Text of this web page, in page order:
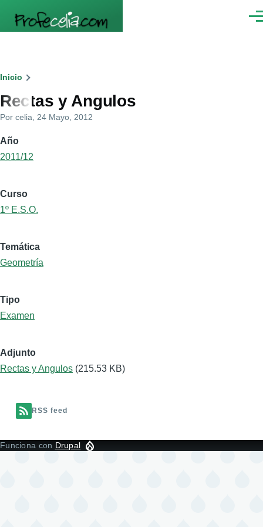
Ruta
de
navegación
Inicio
Rectas y Angulos
Por celia , 24 Mayo, 2012
Año
2011/12
Curso
1º E.S.O.
Temática
Geometría
Tipo
Examen
Adjunto
Rectas y Angulos (215.53 KB)
RSS feed
Funciona con Drupal